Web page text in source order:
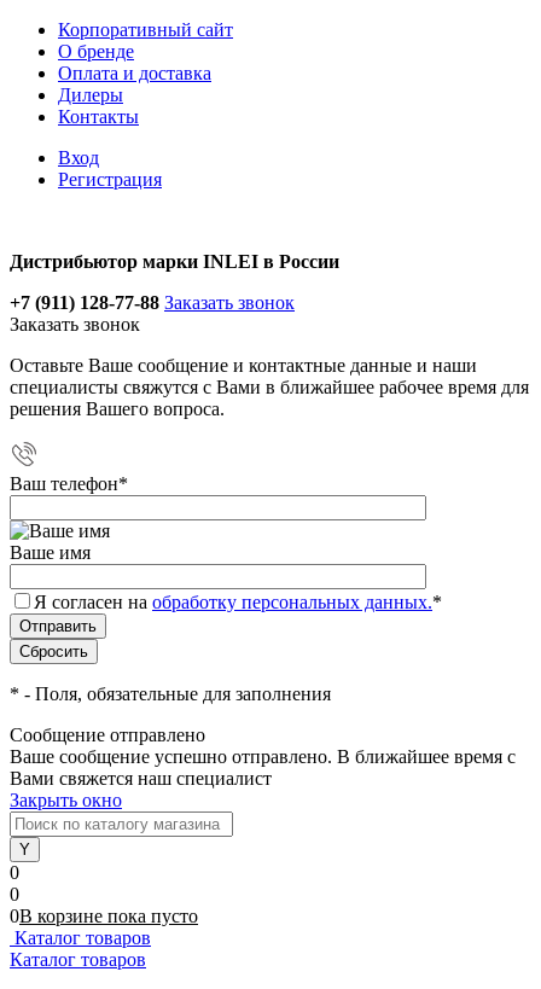
Корпоративный сайт
О бренде
Оплата и доставка
Дилеры
Контакты
Вход
Регистрация
Дистрибьютор марки INLEI в России
+7 (911) 128-77-88 Заказать звонок
Заказать звонок
Оставьте Ваше сообщение и контактные данные и наши
специалисты свяжутся с Вами в ближайшее рабочее время для
решения Вашего вопроса.
Ваш телефон*
Ваше имя
Я согласен на обработку персональных данных.*
* - Поля, обязательные для заполнения
Сообщение отправлено
Ваше сообщение успешно отправлено. В ближайшее время с
Вами свяжется наш специалист
Закрыть окно
0
0
0В корзине пока пусто
Каталог товаров
Каталог товаров